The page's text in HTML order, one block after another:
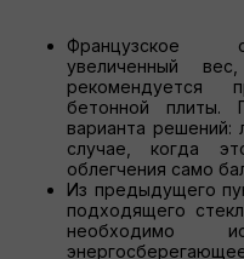
Французское
увеличенный
рекомендуется
бетонной плиты.
варианта решений:
случае, когда
облегчения само
Из предыдущего
подходящего
необходимо